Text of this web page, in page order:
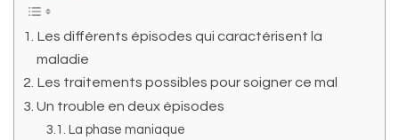
Les différents épisodes qui caractérisent la
maladie
Les traitements possibles pour soigner ce mal
Un trouble en deux épisodes
La phase maniaque